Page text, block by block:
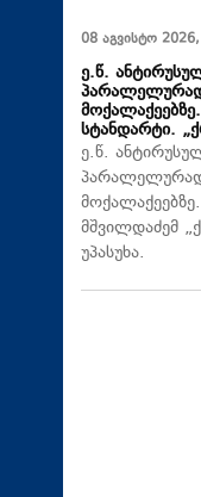
08 აგვისტო 2026,
ე.წ.
პარალელურად
სტანდარტი.
ე.წ.
პარალელურად,
მშვილდაძემ
უპასუხა.